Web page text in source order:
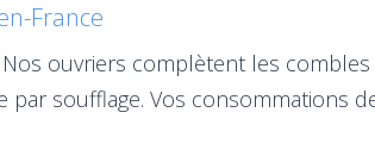
France
ouvriers complètent les
par soufflage. Vos consommations